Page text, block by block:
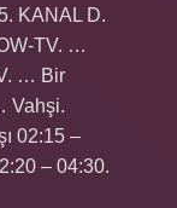
KANAL D.
TV. …
… Bir
Vahşi.
02:15 –
– 04:30.